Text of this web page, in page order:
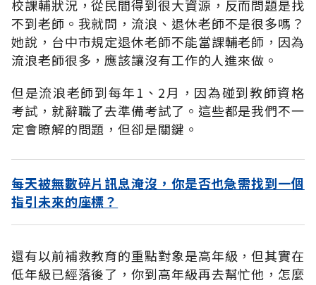
校課輔狀況，從民間得到很大資源，反而問題是找
不到老師。我就問，流浪、退休老師不是很多嗎？
她說，台中市規定退休老師不能當課輔老師，因為
流浪老師很多，應該讓沒有工作的人進來做。
但是流浪老師到每年1、2月，因為碰到教師資格
考試，就辭職了去準備考試了。這些都是我們不一
定會瞭解的問題，但卻是關鍵。
每天被無數碎片訊息淹沒，你是否也急需找到一個
指引未來的座標？
還有以前補救教育的重點對象是高年級，但其實在
低年級已經落後了，你到高年級再去幫忙他，怎麼